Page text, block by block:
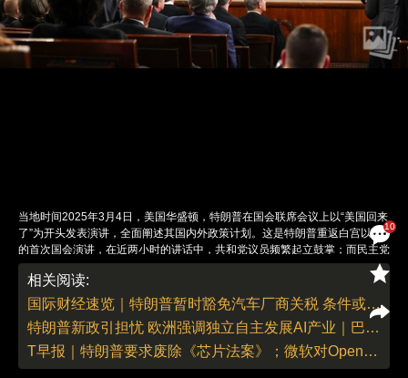
10
当地时间2025年3月4日，美国华盛顿，特朗普在国会联席会议上以“美国回来
了”为开头发表演讲，全面阐述其国内外政策计划。这是特朗普重返白宫以来
的首次国会演讲，在近两小时的讲话中，共和党议员频繁起立鼓掌；而民主党
议员则全程静默，还有一些频频挥舞“撒谎”等标语牌以示抗议。开场后不久，
79岁的得克萨斯州民主党众议员艾尔·格林，就因用拐杖指向特朗普并大声打
断其讲话而被请出场外。美国白宫次日对此称，民主党议员“太可耻”，并指责
民主党是“仇恨疯狂之党”。图：视觉中国
责任编辑：董德 | 版面编辑：董德
相关阅读:
国际财经速览｜特朗普暂时豁免汽车厂商关税 条件或为回迁工厂到美国
特朗普新政引担忧 欧洲强调独立自主发展AI产业｜巴展一线
T早报｜特朗普要求废除《芯片法案》；微软对OpenAI的130亿美元投资获英国“放行”；ASML去年净利润下滑3.4%